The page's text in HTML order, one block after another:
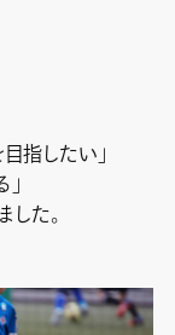
目指したい」
した。